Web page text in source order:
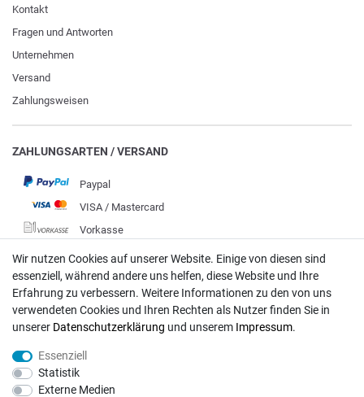
Kontakt
Fragen und Antworten
Unternehmen
Versand
Zahlungsweisen
ZAHLUNGSARTEN / VERSAND
Paypal
VISA / Mastercard
Vorkasse
DHL
Deutsche Post
Bei Fragen wenden Sie sich direkt an unser Service-Team.
info@rasentraktoren-motoren.de
Wir nutzen Cookies auf unserer Website. Einige von diesen sind
essenziell, während andere uns helfen, diese Website und Ihre
Erfahrung zu verbessern. Weitere Informationen zu den von uns
verwendeten Cookies und Ihren Rechten als Nutzer finden Sie in
unserer Daten­schutz­erklärung und unserem Impressum.
Essenziell
Statistik
Externe Medien